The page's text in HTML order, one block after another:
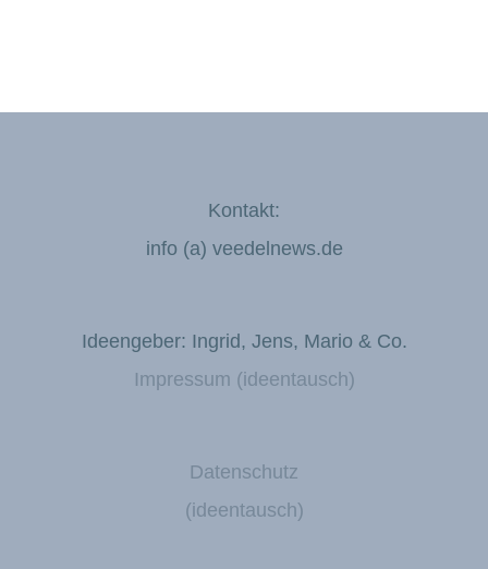
Kontakt:
info (a) veedelnews.de
Ideengeber: Ingrid, Jens, Mario & Co.
Impressum (ideentausch)
Datenschutz
(ideentausch)